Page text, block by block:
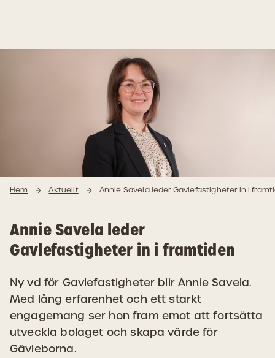
Hem Aktuellt Annie Savela leder Gavlefastigheter in i
Annie Savela leder
Gavlefastigheter in i framtiden
Ny vd för Gavlefastigheter blir Annie Savela.
Med lång erfarenhet och ett starkt
engagemang ser hon fram emot att fortsätta
utveckla bolaget och skapa värde för
Gävleborna.